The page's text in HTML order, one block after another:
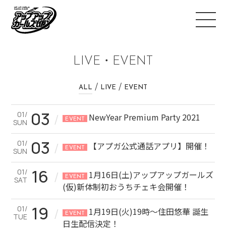
LIVE・EVENT
ALL LIVE EVENT
01/
SUN 03 / EVENT NewYear Premium Party 2021
01/
SUN 03 / EVENT 【アプガ公式通話アプリ】開催！
01/
SAT 16 / EVENT
1月16日(土)アップアップガールズ
(仮)新体制初おうちチェキ会開催！
01/
TUE 19 / EVENT
1月19日(火)19時〜住田悠華 誕生
日生配信決定！